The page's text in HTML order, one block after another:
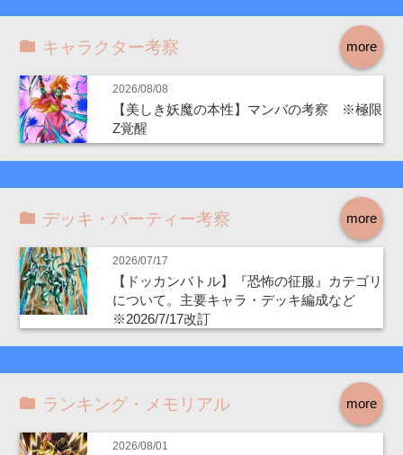
more
キャラクター考察
2026/08/08
【美しき妖魔の本性】マンバの考察 ※極限
Z覚醒
more
デッキ・パーティー考察
2026/07/17
【ドッカンバトル】『恐怖の征服』カテゴリ
について。主要キャラ・デッキ編成など
※2026/7/17改訂
more
ランキング・メモリアル
2026/08/01